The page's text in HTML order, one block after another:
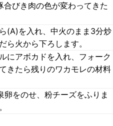
びき肉の色が変わってきた
(A)を入れ、中火のまま3分炒
ら火から下ろします。
にアボカドを入れ、フォーク
きたら残りのワカモレの材料
をのせ、粉チーズをふりま